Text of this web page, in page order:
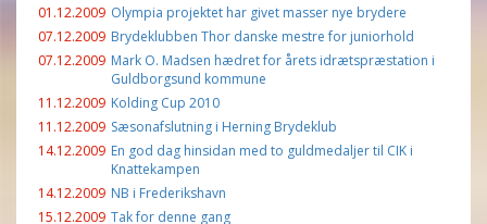
01.12.2009 Olympia projektet har givet masser nye brydere
07.12.2009 Brydeklubben Thor danske mestre for juniorhold
07.12.2009 Mark O. Madsen hædret for årets idrætspræstation i
Guldborgsund kommune
11.12.2009 Kolding Cup 2010
11.12.2009 Sæsonafslutning i Herning Brydeklub
14.12.2009 En god dag hinsidan med to guldmedaljer til CIK i
Knattekampen
14.12.2009 NB i Frederikshavn
15.12.2009 Tak for denne gang